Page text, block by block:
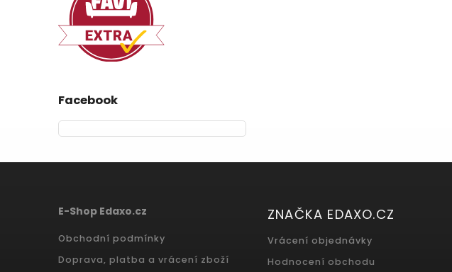
Facebook
E-Shop Edaxo.cz
Obchodní podmínky
Doprava, platba a vrácení zboží
ZNAČKA EDAXO.CZ
Vrácení objednávky
Hodnocení obchodu